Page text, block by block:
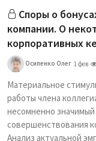
Споры о
компании. О
корпоративных
Осипенко Олег 1 фев
Материальное
работы члена
несомненно
совершенствования
Анализ актуальной